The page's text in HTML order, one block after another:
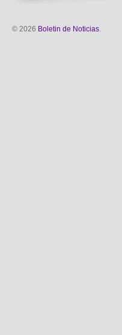
© 2026 Boletin de Noticias.